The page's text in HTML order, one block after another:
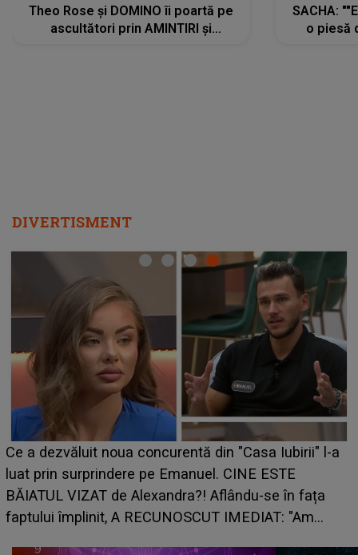
Theo Rose și DOMINO îi poartă pe
ascultători prin AMINTIRI și
SACHA:
o piesă
DIVERTISMENT
Ce a dezvăluit noua concurentă din "Casa Iubirii" l-a
luat prin surprindere pe Emanuel. CINE ESTE
BĂIATUL VIZAT de Alexandra?! Aflându-se în fața
faptului împlinit, A RECUNOSCUT IMEDIAT: "Am